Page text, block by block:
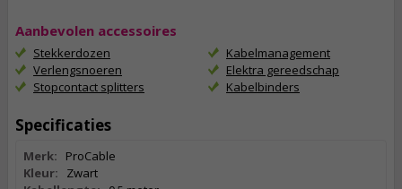
Aanbevolen accessoires
Stekkerdozen
Verlengsnoeren
Stopcontact splitters
Kabelmanagement
Elektra gereedschap
Kabelbinders
Specificaties
Merk:
ProCable
Kleur:
Zwart